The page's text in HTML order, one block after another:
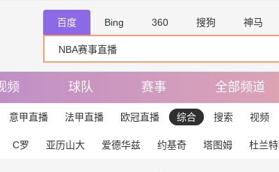
百度 Bing 360 搜狗 神马
频 球队 赛事 全部频道
意甲直播 法甲直播 欧冠直播 综合 搜索 视频
C罗 亚历山大 爱德华兹 约基奇 塔图姆 杜兰特